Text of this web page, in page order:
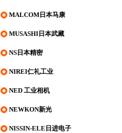
MALCOM日本马康
MUSASHI日本武藏
NS日本精密
NIREI仁礼工业
NED 工业相机
NEWKON新光
NISSIN-ELE日进电子